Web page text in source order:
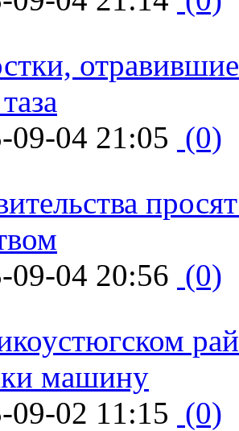
09-04 21:05 (0)
09-04 20:56 (0)
машину
09-02 11:15 (0)